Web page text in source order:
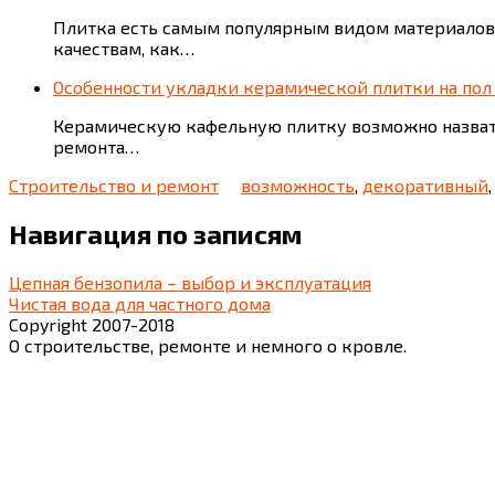
Плитка есть самым популярным видом
качествам, как…
Особенности укладки керамической плитки на
Керамическую кафельную плитку возможно
ремонта…
Строительство и ремонт
возможность, декоративный,
Навигация по записям
Цепная бензопила – выбор и эксплуатация
Чистая вода для частного дома
Copyright 2007-2018
О строительстве, ремонте и немного о кровле.